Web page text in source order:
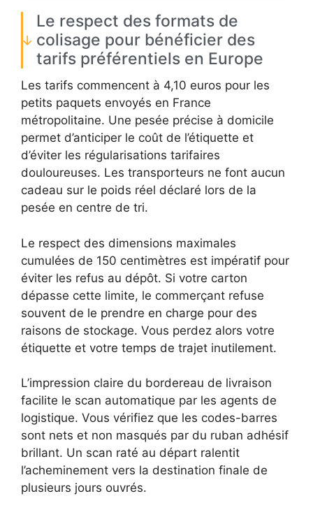
Le respect des formats de
colisage pour bénéficier des
tarifs préférentiels en Europe
Les tarifs commencent à 4,10 euros pour les
petits paquets envoyés en France
métropolitaine. Une pesée précise à domicile
permet d’anticiper le coût de l’étiquette et
d’éviter les régularisations tarifaires
douloureuses. Les transporteurs ne font aucun
cadeau sur le poids réel déclaré lors de la
pesée en centre de tri.
Le respect des dimensions maximales
cumulées de 150 centimètres est impératif pour
éviter les refus au dépôt. Si votre carton
dépasse cette limite, le commerçant refuse
souvent de le prendre en charge pour des
raisons de stockage. Vous perdez alors votre
étiquette et votre temps de trajet inutilement.
L’impression claire du bordereau de livraison
facilite le scan automatique par les agents de
logistique. Vous vérifiez que les codes-barres
sont nets et non masqués par du ruban adhésif
brillant. Un scan raté au départ ralentit
l’acheminement vers la destination finale de
plusieurs jours ouvrés.